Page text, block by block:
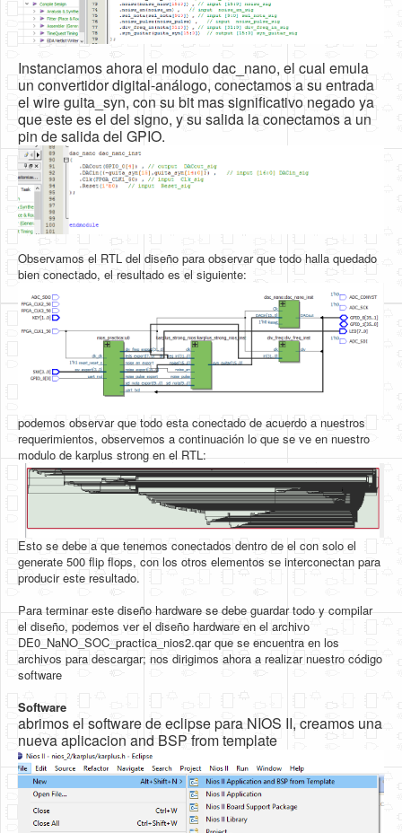
Instanciamos ahora el modulo dac_nano, el cual emula
un convertidor digital-análogo, conectamos a su entrada
el wire guita_syn, con su bit mas significativo negado ya
que este es el del signo, y su salida la conectamos a un
pin de salida del GPIO.
Observamos el RTL del diseño para observar que todo halla quedado
bien conectado, el resultado es el siguiente:
podemos observar que todo esta conectado de acuerdo a nuestros
requerimientos, observemos a continuación lo que se ve en nuestro
modulo de karplus strong en el RTL:
Esto se debe a que tenemos conectados dentro de el con solo el
generate 500 flip flops, con los otros elementos se interconectan para
producir este resultado.
Para terminar este diseño hardware se debe guardar todo y compilar
el diseño, podemos ver el diseño hardware en el archivo
DE0_NaNO_SOC_practica_nios2.qar que se encuentra en los
archivos para descargar; nos dirigimos ahora a realizar nuestro código
software
Software
abrimos el software de eclipse para NIOS II, creamos una
nueva aplicacion and BSP from template